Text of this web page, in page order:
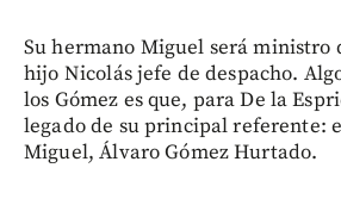
Su hermano Miguel será ministro
hijo Nicolás jefe de despacho.
los Gómez es que, para De la
legado de su principal referente:
Miguel, Álvaro Gómez Hurtado.